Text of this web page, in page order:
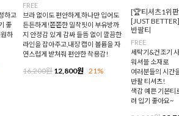
하고
좋
하
FREE
브라 없이도 편안하게,하나만 입어도
든든하게!쫀쫀한 밀착핏이 부유방까
지 안정감 있게 감싸 들뜸 없이 깔끔한
라인을 잡아주고,내장 캡이 볼륨을 자
연스럽게 받쳐줘 편안한 착용감!
16,200원12,800원 21%
[🏆티셔츠1위
[JUST
반팔티
FREE
세탁기&건조기
워셔블 소재로
여러분들의 시간
반팔 티셔츠!
색감 예쁜 기본티
려 입기 좋아요~